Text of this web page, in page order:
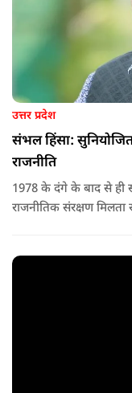
उत्तर प्रदेश
संभल हिंसा:
राजनीति
1978 के दंगे के बाद से ही
राजनीतिक संरक्षण मिलता
नेता या सांसद क्यों न हो,